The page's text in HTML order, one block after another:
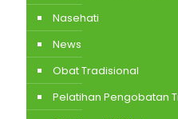
Nasehati
News
Obat Tradisional
Pelatihan Pengobatan